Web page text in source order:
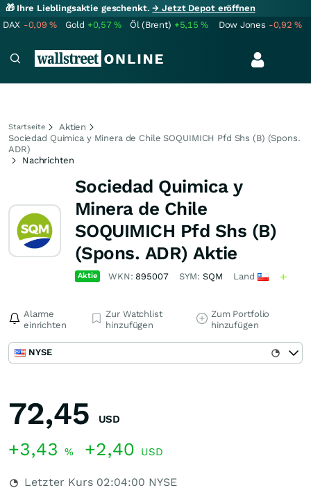
🎁 Ihre Lieblingsaktie geschenkt.→ Jetzt Depot eröffnen
DAX -0,09% Gold +0,57% Öl (Brent) +5,15% Dow Jones -0,92%
Startseite
Aktien
Sociedad Quimica y Minera de Chile SOQUIMICH Pfd Shs (B) (Spons.
ADR)
Nachrichten
Sociedad Quimica y
Minera de Chile
SOQUIMICH Pfd Shs (B)
(Spons. ADR) Aktie
Aktie WKN: 895007 SYM: SQM Land
Alarme
einrichten
Zur Watchlist
hinzufügen
Zum Portfolio
hinzufügen
NYSE
72,45 USD
+3,43 % +2,40 USD
Letzter Kurs 02:04:00 NYSE